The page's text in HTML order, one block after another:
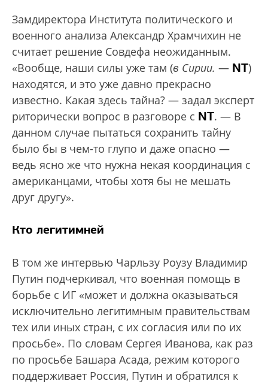
Замдиректора Института политического и
военного анализа Александр Храмчихин не
считает решение Совдефа неожиданным.
«Вообще, наши силы уже там (в Сирии. — NT)
находятся, и это уже давно прекрасно
известно. Какая здесь тайна? — задал эксперт
риторически вопрос в разговоре с NT. — В
данном случае пытаться сохранить тайну
было бы в чем-то глупо и даже опасно —
ведь ясно же что нужна некая координация с
американцами, чтобы хотя бы не мешать
друг другу».
Кто легитимней
В том же интервью Чарльзу Роузу Владимир
Путин подчеркивал, что военная помощь в
борьбе с ИГ «может и должна оказываться
исключительно легитимным правительствам
тех или иных стран, с их согласия или по их
просьбе». По словам Сергея Иванова, как раз
по просьбе Башара Асада, режим которого
поддерживает Россия, Путин и обратился к